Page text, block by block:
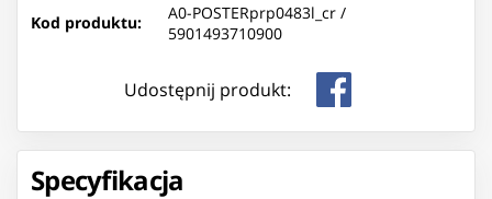
Kod produktu:
A0-POSTERprp0483l_cr /
5901493710900
Udostępnij produkt:
Specyfikacja